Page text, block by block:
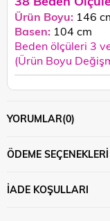
Ürün Boyu: 146
Basen: 104 cm
Beden ölçüleri 3
(Ürün Boyu
YORUMLAR(0)
ÖDEME SEÇENEKLERI
İADE KOŞULLARI